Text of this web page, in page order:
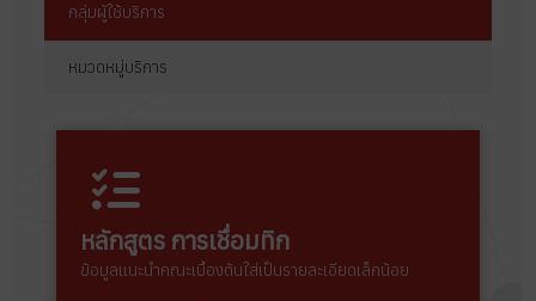
กลุ่มผู้ใช้บริการ
หมวดหมู่บริการ
หลักสูตร การเชื่อมทิก
ข้อมูลแนะนำคณะเบื้องต้นใส่เป็นรายละเอียดเล็กน้อย